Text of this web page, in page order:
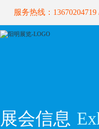
服务热线：13670204719
展会信息